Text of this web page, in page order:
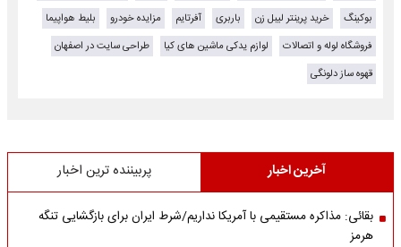
بوکینگ
خرید پرینتر لیبل زن باربری آفرتایم مزایده خودرو
بلیط هواپیما
فروشگاه لوله و اتصالات
لوازم یدکی ماشین های کیا
طراحی سایت در اصفهان
قهوه ساز دلونگی
آخرین اخبار پربیننده ترین اخبار
بقائی: مذاکره مستقیمی با آمریکا نداریم/شرط ایران برای بازگشایی تنگه
هرمز